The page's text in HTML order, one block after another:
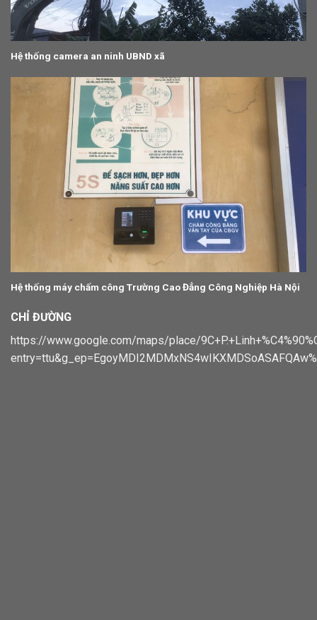
Hệ thống camera an ninh UBND xã
Hệ thống máy chấm công Trường Cao Đẳng Công Nghiệp Hà Nội
CHỈ ĐƯỜNG
https://www.google.com/maps/place/